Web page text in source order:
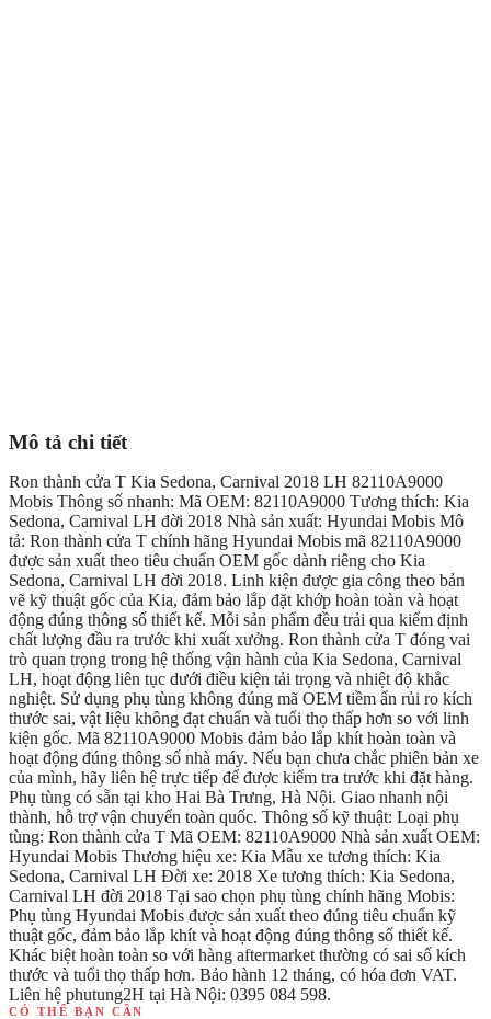
Mô tả chi tiết
Ron thành cửa T Kia Sedona, Carnival 2018 LH 82110A9000
Mobis Thông số nhanh: Mã OEM: 82110A9000 Tương thích: Kia
Sedona, Carnival LH đời 2018 Nhà sản xuất: Hyundai Mobis Mô
tả: Ron thành cửa T chính hãng Hyundai Mobis mã 82110A9000
được sản xuất theo tiêu chuẩn OEM gốc dành riêng cho Kia
Sedona, Carnival LH đời 2018. Linh kiện được gia công theo bản
vẽ kỹ thuật gốc của Kia, đảm bảo lắp đặt khớp hoàn toàn và hoạt
động đúng thông số thiết kế. Mỗi sản phẩm đều trải qua kiểm định
chất lượng đầu ra trước khi xuất xưởng. Ron thành cửa T đóng vai
trò quan trọng trong hệ thống vận hành của Kia Sedona, Carnival
LH, hoạt động liên tục dưới điều kiện tải trọng và nhiệt độ khắc
nghiệt. Sử dụng phụ tùng không đúng mã OEM tiềm ẩn rủi ro kích
thước sai, vật liệu không đạt chuẩn và tuổi thọ thấp hơn so với linh
kiện gốc. Mã 82110A9000 Mobis đảm bảo lắp khít hoàn toàn và
hoạt động đúng thông số nhà máy. Nếu bạn chưa chắc phiên bản xe
của mình, hãy liên hệ trực tiếp để được kiểm tra trước khi đặt hàng.
Phụ tùng có sẵn tại kho Hai Bà Trưng, Hà Nội. Giao nhanh nội
thành, hỗ trợ vận chuyển toàn quốc. Thông số kỹ thuật: Loại phụ
tùng: Ron thành cửa T Mã OEM: 82110A9000 Nhà sản xuất OEM:
Hyundai Mobis Thương hiệu xe: Kia Mẫu xe tương thích: Kia
Sedona, Carnival LH Đời xe: 2018 Xe tương thích: Kia Sedona,
Carnival LH đời 2018 Tại sao chọn phụ tùng chính hãng Mobis:
Phụ tùng Hyundai Mobis được sản xuất theo đúng tiêu chuẩn kỹ
thuật gốc, đảm bảo lắp khít và hoạt động đúng thông số thiết kế.
Khác biệt hoàn toàn so với hàng aftermarket thường có sai số kích
thước và tuổi thọ thấp hơn. Bảo hành 12 tháng, có hóa đơn VAT.
Liên hệ phutung2H tại Hà Nội: 0395 084 598.
CÓ THỂ BẠN CẦN